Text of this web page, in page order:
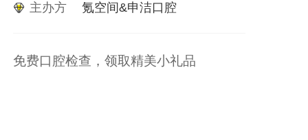
主办方 氪空间&申洁口腔
免费口腔检查，领取精美小礼品